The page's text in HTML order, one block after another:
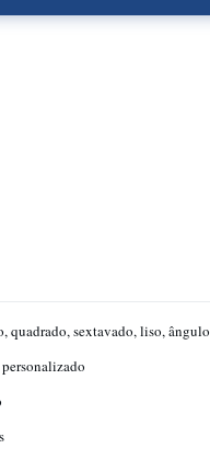
quadrado, sextavado, liso, ângulo